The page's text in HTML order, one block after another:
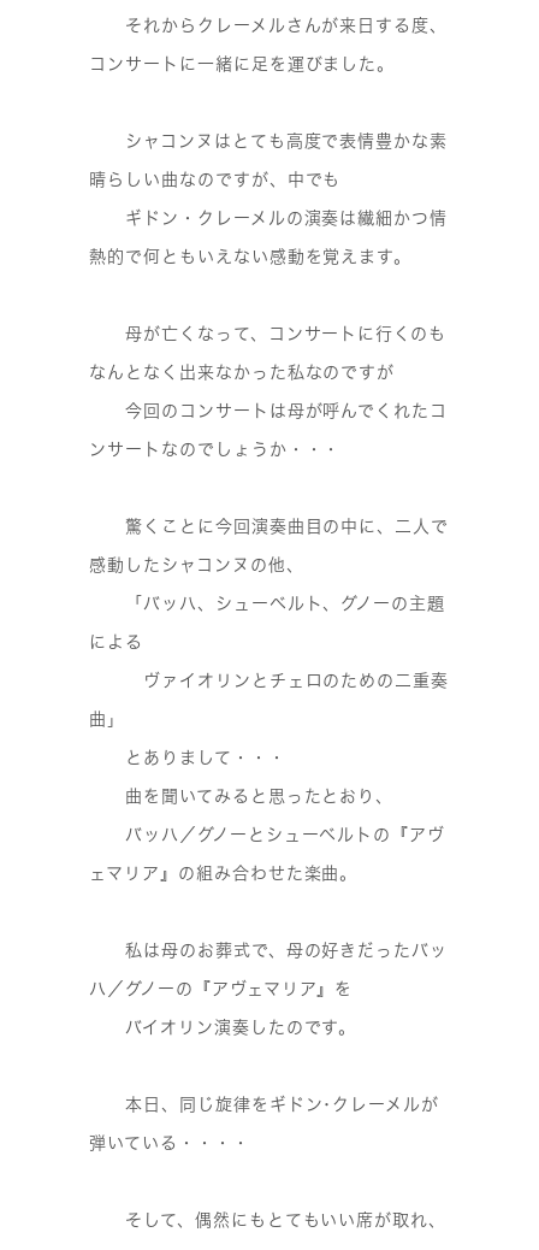
それからクレーメルさんが来日する度、
コンサートに一緒に足を運びました。
シャコンヌはとても高度で表情豊かな素
晴らしい曲なのですが、中でも
ギドン・クレーメルの演奏は繊細かつ情
熱的で何ともいえない感動を覚えます。
母が亡くなって、コンサートに行くのも
なんとなく出来なかった私なのですが
今回のコンサートは母が呼んでくれたコ
ンサートなのでしょうか・・・
驚くことに今回演奏曲目の中に、二人で
感動したシャコンヌの他、
「バッハ、シューベルト、グノーの主題
による
ヴァイオリンとチェロのための二重奏
曲」
とありまして・・・
曲を聞いてみると思ったとおり、
バッハ／グノーとシューベルトの『アヴ
ェマリア』の組み合わせた楽曲。
私は母のお葬式で、母の好きだったバッ
ハ／グノーの『アヴェマリア』を
バイオリン演奏したのです。
本日、同じ旋律をギドン･クレーメルが
弾いている・・・・
そして、偶然にもとてもいい席が取れ、